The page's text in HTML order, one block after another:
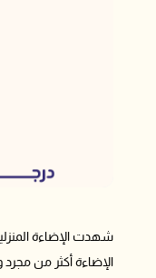
شهدت الإضاءة
الإضاءة أكثر من مجرد